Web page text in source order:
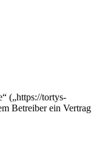
(„https://tortys-
Betreiber ein Vertrag